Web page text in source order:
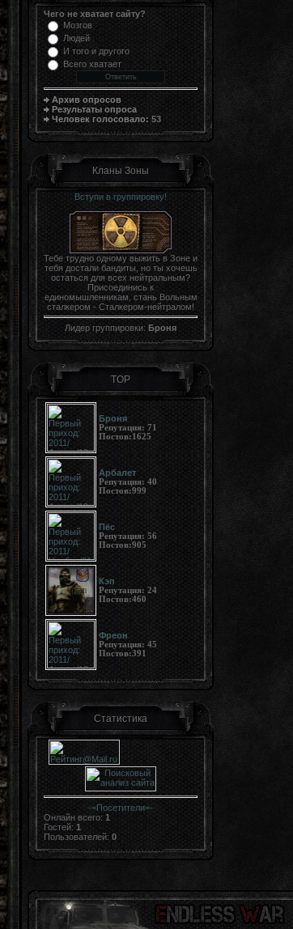
Чего не хватает сайту?
Мозгов
Людей
И того и другого
Всего хватает
Архив опросов
Результаты опроса
Человек голосовало: 53
Кланы Зоны
Вступи в группировку!
Тебе трудно одному выжить в Зоне и
тебя достали бандиты, но ты хочешь
остаться для всех нейтральным?
Присоединись к
единомышленникам, стань Вольным
сталкером - Сталкером-нейтралом!
Лидер группировки: Броня
TOP
Броня
Репутация: 71
Постов:1625
Арбалет
Репутация: 40
Постов:999
Пёс
Репутация: 56
Постов:905
Кэп
Репутация: 24
Постов:460
Фреон
Репутация: 45
Постов:391
Статистика
-=Посетители=-
Онлайн всего: 1
Гостей: 1
Пользователей: 0